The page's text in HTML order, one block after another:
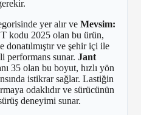
yer alır ve Mevsim:
kodu 2025 olan bu ürün,
ve şehir içi ile
performans sunar. Jant
35 olan bu boyut, hızlı yön
istikrar sağlar. Lastiğin
odaklıdır ve sürücünün
deneyimi sunar.